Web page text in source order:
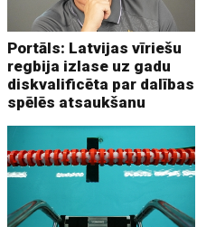
Portāls: Latvijas vīriešu
regbija izlase uz gadu
diskvalificēta par dalības
spēlēs atsaukšanu